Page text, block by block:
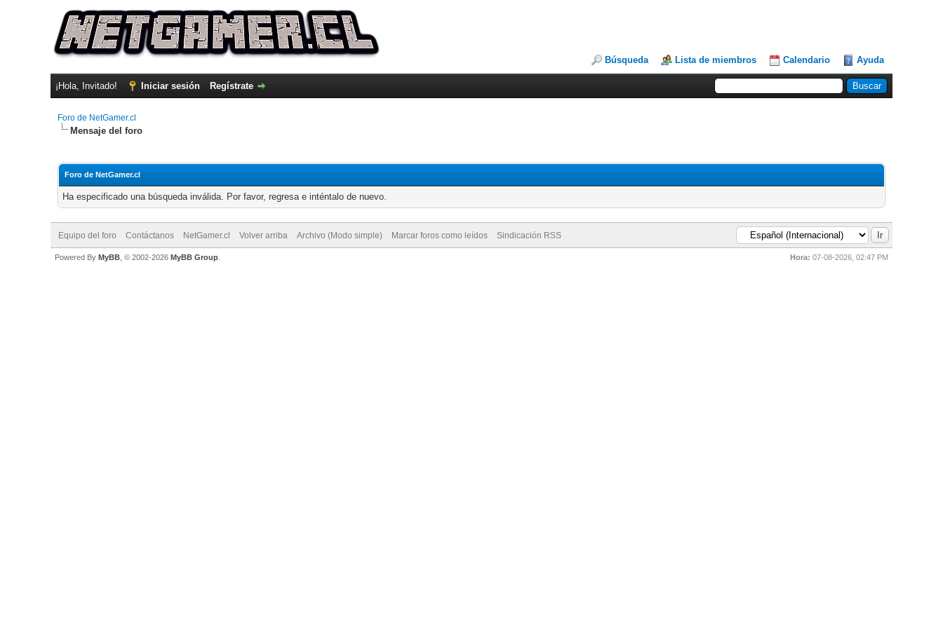
Búsqueda Lista de miembros Calendario Ayuda
¡Hola, Invitado! Iniciar sesión Regístrate
Foro de NetGamer.cl
Mensaje del foro
Foro de NetGamer.cl
Ha especificado una búsqueda inválida. Por favor, regresa e inténtalo de nuevo.
Equipo del foro Contáctanos NetGamer.cl Volver arriba Archivo (Modo simple) Marcar foros como leídos Sindicación RSS
Hora: 07-08-2026, 02:47 PM
Powered By MyBB , © 2002-2026 MyBB Group